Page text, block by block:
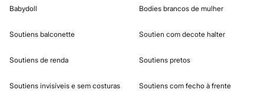
Babydoll
Soutiens balconette
Soutiens de renda
Soutiens invisíveis e sem costuras
Bodies brancos de mulher
Soutien com decote halter
Soutiens pretos
Soutiens com fecho à frente